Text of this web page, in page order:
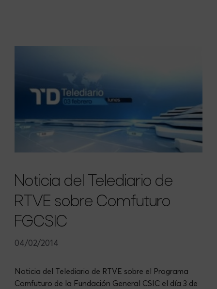
Noticia del Telediario de
RTVE sobre Comfuturo
FGCSIC
04/02/2014
Noticia del Telediario de RTVE sobre el Programa
Comfuturo de la Fundación General CSIC el día 3 de